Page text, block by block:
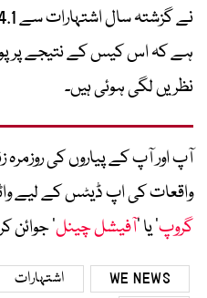
ہے کہ اس کیس کے نتیجے پر
نظریں لگی ہوئی ہیں۔
آپ اور آپ کے پیاروں کی
واقعات کی اپ ڈیٹس کے لیے
گروپ‘ یا ’آفیشل چینل‘ جوائن
WE NEWS اشتہارات